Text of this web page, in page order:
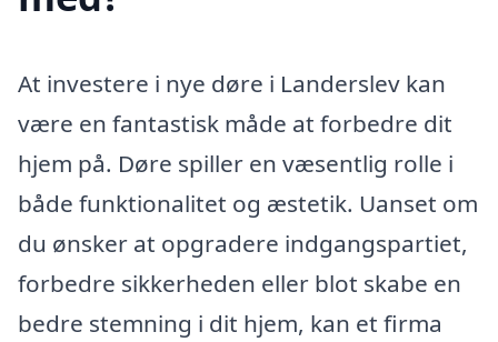
At investere i nye døre i Landerslev kan
være en fantastisk måde at forbedre dit
hjem på. Døre spiller en væsentlig rolle i
både funktionalitet og æstetik. Uanset om
du ønsker at opgradere indgangspartiet,
forbedre sikkerheden eller blot skabe en
bedre stemning i dit hjem, kan et firma